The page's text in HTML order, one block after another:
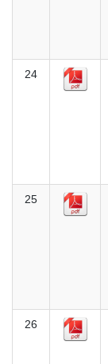
24
25
26